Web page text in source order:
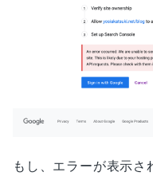
もし、エラーが表示さ